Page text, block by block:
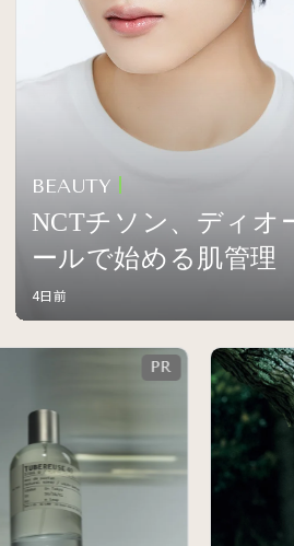
BEAUTY
NCTチソン、ディオ
ールで始める肌管理
4日前